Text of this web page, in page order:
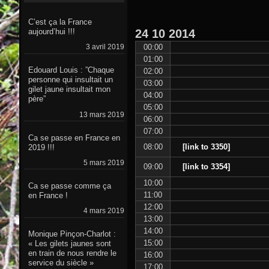
24 10 2014
00:00
01:00
02:00
03:00
04:00
05:00
06:00
07:00
08:00
[link to 3350]
09:00
[link to 3354]
10:00
11:00
12:00
13:00
14:00
15:00
16:00
17:00
C’est ça la France
aujourd’hui !!!
3 avril 2019
Edouard Louis : ”Chaque
personne qui insultait un
gilet jaune insultait mon
père”
13 mars 2019
Ca se passe en France en
2019 !!!
5 mars 2019
Ca se passe comme ça
en France !
4 mars 2019
Monique Pinçon-Charlot :
« Les gilets jaunes sont
en train de nous rendre le
service du siècle »